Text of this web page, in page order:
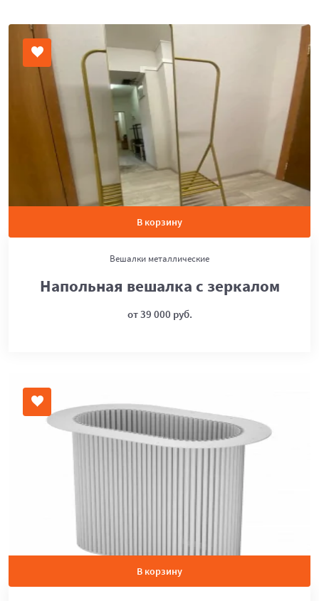
В корзину
Вешалки металлические
Напольная вешалка с зеркалом
от 39 000 руб.
В корзину